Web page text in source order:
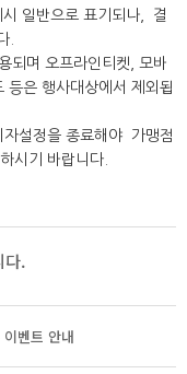
일반으로 표기되나, 결
.
되며 오프라인티켓, 모바
등은 행사대상에서 제외됩
설정을 종료해야 가맹점
시기 바랍니다.
다.
벤트 안내